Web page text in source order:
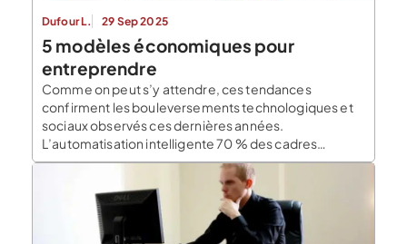
Dufour L. 29 Sep 2025
5 modèles économiques pour
entreprendre
Comme on peut s’y attendre, ces tendances
confirment les bouleversements technologiques et
sociaux observés ces dernières années.
L’automatisation intelligente 70 % des cadres
interrogés dans le cadre de l’étude souhaitent investir
« significativement dans les technologies de
l’intelligence artificielle ». En filigrane, ce sont surtout
les systèmes d’automatisation et de Big Data qui
attirent les entreprises. La […]